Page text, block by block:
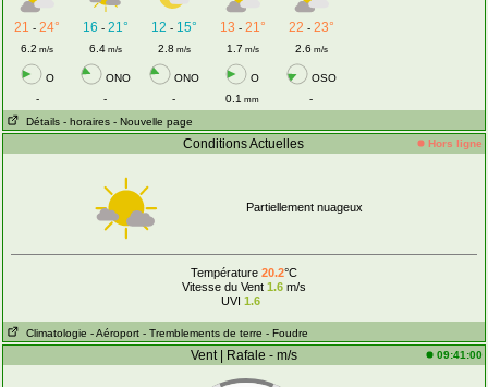
21 -24° 16 - 21° 12 - 15° 13 - 21° 22 - 23°
6.2 m/s 6.4m/s 2.8 m/s 1.7 m/s 2.6 m/s
O ONO ONO O
OSO
-
- - 0.1 mm
-
Détails - horaires - Nouvelle page
Conditions Actuelles Hors ligne
Partiellement nuageux
Température 20.2°C
Vitesse du Vent 1.6m/s
UVI 1.6
Climatologie - Aéroport - Tremblements de terre - Foudre
Vent | Rafale - m/s 09:41:00